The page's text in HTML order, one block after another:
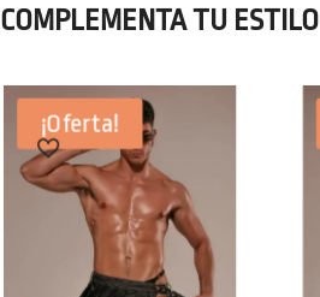
COMPLEMENTA TU ESTILO
¡Oferta!